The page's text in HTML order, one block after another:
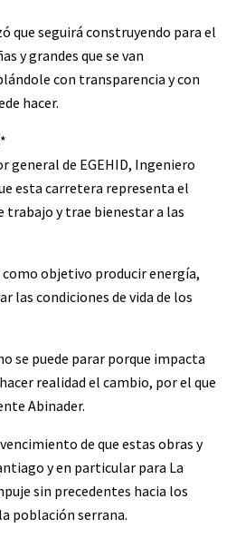
que seguirá construyendo para el
y grandes que se van
con transparencia y con
hacer.
general de EGEHID, Ingeniero
esta carretera representa el
trabajo y trae bienestar a las
como objetivo producir energía,
las condiciones de vida de los
se puede parar porque impacta
realidad el cambio, por el que
Abinader.
de que estas obras y
y en particular para La
sin precedentes hacia los
población serrana.